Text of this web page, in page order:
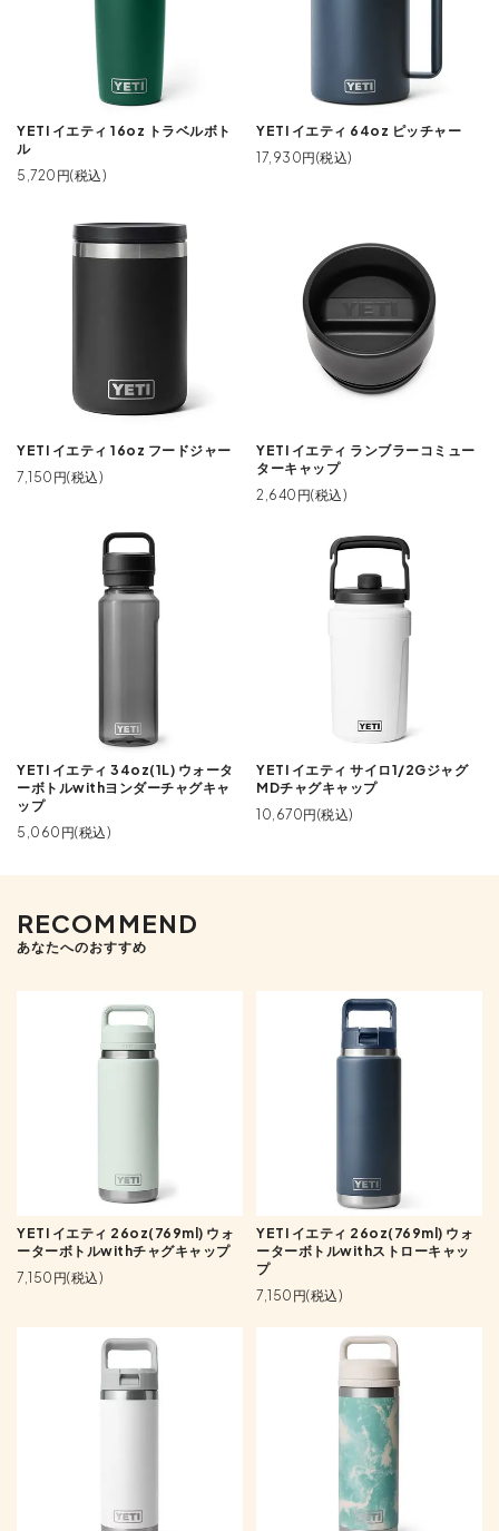
YETI イエティ 16oz トラベルボト
ル
5,720円(税込)
YETI イエティ 64oz ピッチャー
17,930円(税込)
YETI イエティ 16oz フードジャー
7,150円(税込)
YETI イエティ ランブラーコミュー
ターキャップ
2,640円(税込)
YETI イエティ 34oz(1L) ウォータ
ーボトルwithヨンダーチャグキャ
ップ
5,060円(税込)
YETI イエティ サイロ1/2Gジャグ
MDチャグキャップ
10,670円(税込)
RECOMMEND
あなたへのおすすめ
YETI イエティ 26oz(769ml) ウォ
ーターボトルwithチャグキャップ
7,150円(税込)
YETI イエティ 26oz(769ml) ウォ
ーターボトルwithストローキャッ
プ
7,150円(税込)